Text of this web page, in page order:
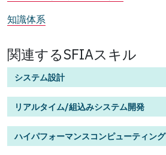
知識体系
関連するSFIAスキル
システム設計
リアルタイム/組込みシステム開発
ハイパフォーマンスコンピューティング